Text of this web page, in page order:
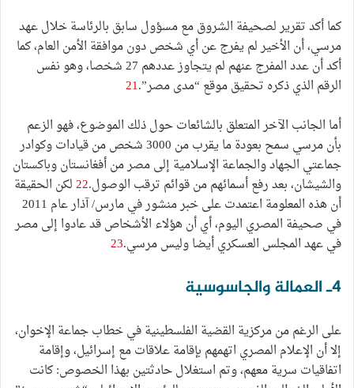
كما أكد تقرير لصحيفة الشروق مع مسؤول سابق بالرئاسة خلال عهد
مرسي، أن الأخير لم يفرج عن أي شخص دون موافقة الأمن العام، كما
أكد أن عدد المفرج عنهم لم يتجاوز عددهم 27 شخصا، وهو نفس
الرقم الذي ذكره تحقيق موقع “مدى مصر”.21
أما الجانب الآخر المتعلق بالشائعات حول ذلك الموضوع، فهو الزعم
بأن مرسي سمح بعودة ما يقرب من 3000 شخص من قيادات وكوادر
جماعتي الجهاد والجماعة الإسلامية إلى مصر من أفغانستان وباكستان
والشيشان، بعد رفع أسمائهم من قوائم ترقب الوصول.22لكن الحقيقة
أن هذه المعلومة اعتمدت على خبر منشور في مارس/ آذار عام 2011
في صحيفة المصري اليوم، أي أن هؤلاء الأشخاص قد عادوا إلى مصر
في عهد المجلس العسكري أيضا وليس مرسي.23
4ـ العمالة والجاسوسية
على الرغم من مركزية القضية الفلسطينية في خطاب جماعة الإخوان،
إلا أن الإعلام المصري اتهمهم بإقامة علاقات مع إسرائيل، وإقامة
اتفاقيات سرية معهم، وتم استغلال حادثتين بهذا الخصوص: كانت